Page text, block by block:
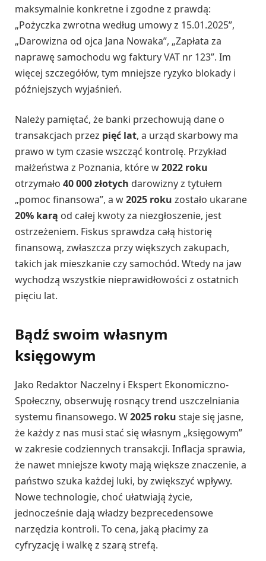
maksymalnie konkretne i zgodne z prawdą:
„Pożyczka zwrotna według umowy z 15.01.2025”,
„Darowizna od ojca Jana Nowaka”, „Zapłata za
naprawę samochodu wg faktury VAT nr 123”. Im
więcej szczegółów, tym mniejsze ryzyko blokady i
późniejszych wyjaśnień.
Należy pamiętać, że banki przechowują dane o
transakcjach przez pięć lat, a urząd skarbowy ma
prawo w tym czasie wszcząć kontrolę. Przykład
małżeństwa z Poznania, które w2022 roku
otrzymało 40 000 złotych darowizny z tytułem
„pomoc finansowa”, a w2025 roku zostało ukarane
20% karą od całej kwoty za niezgłoszenie, jest
ostrzeżeniem. Fiskus sprawdza całą historię
finansową, zwłaszcza przy większych zakupach,
takich jak mieszkanie czy samochód. Wtedy na jaw
wychodzą wszystkie nieprawidłowości z ostatnich
pięciu lat.
Bądź swoim własnym
księgowym
Jako Redaktor Naczelny i Ekspert Ekonomiczno-
Społeczny, obserwuję rosnący trend uszczelniania
systemu finansowego. W2025 roku staje się jasne,
że każdy z nas musi stać się własnym „księgowym”
w zakresie codziennych transakcji. Inflacja sprawia,
że nawet mniejsze kwoty mają większe znaczenie, a
państwo szuka każdej luki, by zwiększyć wpływy.
Nowe technologie, choć ułatwiają życie,
jednocześnie dają władzy bezprecedensowe
narzędzia kontroli. To cena, jaką płacimy za
cyfryzację i walkę z szarą strefą.